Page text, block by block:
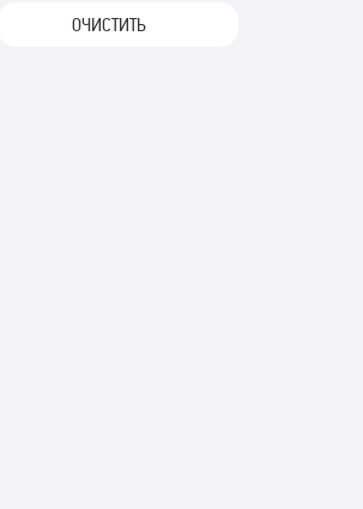
ОЧИСТИТЬ